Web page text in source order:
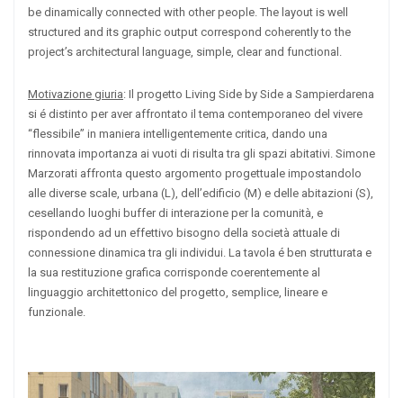
be dinamically connected with other people. The layout is well
structured and its graphic output correspond coherently to the
project’s architectural language, simple, clear and functional.
Motivazione giuria: Il progetto Living Side by Side a Sampierdarena
si é distinto per aver affrontato il tema contemporaneo del vivere
“flessibile” in maniera intelligentemente critica, dando una
rinnovata importanza ai vuoti di risulta tra gli spazi abitativi. Simone
Marzorati affronta questo argomento progettuale impostandolo
alle diverse scale, urbana (L), dell’edificio (M) e delle abitazioni (S),
cesellando luoghi buffer di interazione per la comunità, e
rispondendo ad un effettivo bisogno della società attuale di
connessione dinamica tra gli individui. La tavola é ben strutturata e
la sua restituzione grafica corrisponde coerentemente al
linguaggio architettonico del progetto, semplice, lineare e
funzionale.